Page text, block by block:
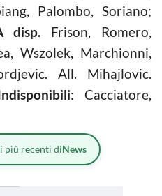
Palombo, Soriano;
disp. Frison, Romero,
Wszolek, Marchionni,
All. Mihajlovic.
: Cacciatore,
più recenti diNews